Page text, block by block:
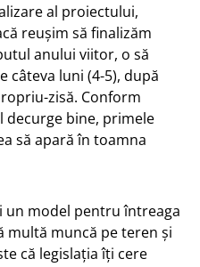
al proiectului,
reușim să finalizăm
anului viitor, o să
câteva luni (4-5), după
zisă. Conform
decurge bine, primele
să apară în toamna
un model pentru întreaga
multă muncă pe teren și
că legislația îți cere